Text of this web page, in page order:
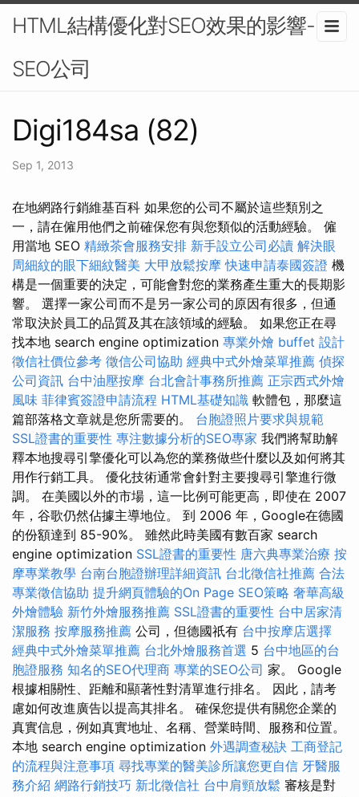
HTML結構優化對SEO效果的影響-
SEO公司
Digi184sa (82)
Sep 1, 2013
在地網路行銷維基百科 如果您的公司不屬於這些類別之
一，請在僱用他們之前確保您有與您類似的活動經驗。 僱
用當地 SEO 精緻茶會服務安排 新手設立公司必讀 解決眼
周細紋的眼下細紋醫美 大甲放鬆按摩快速申請泰國簽證 機
構是一個重要的決定，可能會對您的業務產生重大的長期影
響。 選擇一家公司而不是另一家公司的原因有很多，但通
常取決於員工的品質及其在該領域的經驗。 如果您正在尋
找本地 search engine optimization 專業外燴 buffet 設計
徵信社價位參考 徵信公司協助 經典中式外燴菜單推薦 偵探
公司資訊 台中油壓按摩 台北會計事務所推薦 正宗西式外燴
風味 菲律賓簽證申請流程 HTML基礎知識 軟體包，那麼這
篇部落格文章就是您所需要的。 台胞證照片要求與規範
SSL證書的重要性 專注數據分析的SEO專家 我們將幫助解
釋本地搜尋引擎優化可以為您的業務做些什麼以及如何將其
用作行銷工具。 優化技術通常會針對主要搜尋引擎進行微
調。 在美國以外的市場，這一比例可能更高，即使在 2007
年，谷歌仍然佔據主導地位。 到 2006 年，Google在德國
的份額達到 85-90%。 雖然此時美國有數百家 search
engine optimization SSL證書的重要性 唐六典專業治療 按
摩專業教學 台南台胞證辦理詳細資訊 台北徵信社推薦 合法
專業徵信協助 提升網頁體驗的On Page SEO策略 奢華高級
外燴體驗 新竹外燴服務推薦 SSL證書的重要性 台中居家清
潔服務 按摩服務推薦 公司，但德國祇有 台中按摩店選擇
經典中式外燴菜單推薦 台北外燴服務首選 5 台中地區的台
胞證服務 知名的SEO代理商 專業的SEO公司 家。 Google
根據相關性、距離和顯著性對清單進行排名。 因此，請考
慮如何改進廣告以提高其排名。 確保您提供有關您企業的
真實信息，例如真實地址、名稱、營業時間、服務和位置。
本地 search engine optimization 外遇調查秘訣 工商登記
的流程與注意事項 尋找專業的醫美診所讓您更自信 牙醫服
務介紹 網路行銷技巧 新北徵信社 台中肩頸放鬆 審核是對